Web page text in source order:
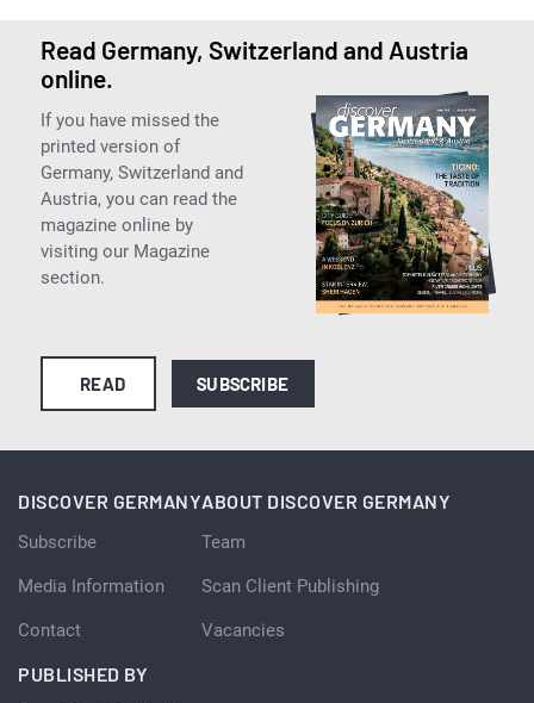
Read Germany, Switzerland and Austria
online.
If you have missed the
printed version of
Germany, Switzerland and
Austria, you can read the
magazine online by
visiting our Magazine
section.
READ SUBSCRIBE
DISCOVER GERMANY
Subscribe
Media Information
Contact
ABOUT DISCOVER GERMANY
Team
Scan Client Publishing
Vacancies
PUBLISHED BY